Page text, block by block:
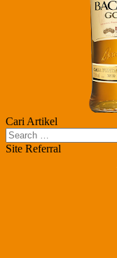
Cari Artikel
Search
for:
Site Referral